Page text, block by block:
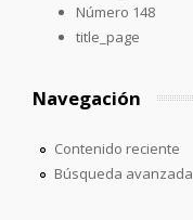
Número 148
title_page
Navegación
Contenido reciente
Búsqueda avanzada